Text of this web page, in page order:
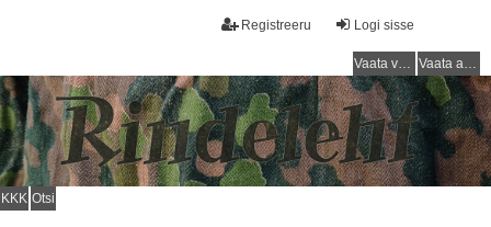
Logi sisse
Registreeru
Vaata vastamata teemasi Vaata aktiivseid teemasid
KKK Otsi